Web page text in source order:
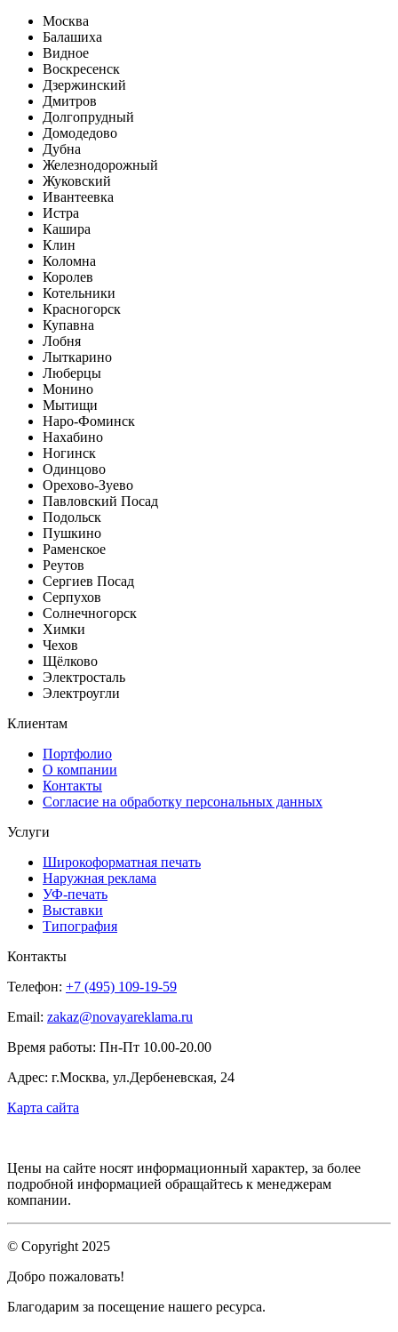
Москва
Балашиха
Видное
Воскресенск
Дзержинский
Дмитров
Долгопрудный
Домодедово
Дубна
Железнодорожный
Жуковский
Ивантеевка
Истра
Кашира
Клин
Коломна
Королев
Котельники
Красногорск
Купавна
Лобня
Лыткарино
Люберцы
Монино
Мытищи
Наро-Фоминск
Нахабино
Ногинск
Одинцово
Орехово-Зуево
Павловский Посад
Подольск
Пушкино
Раменское
Реутов
Сергиев Посад
Серпухов
Солнечногорск
Химки
Чехов
Щёлково
Электросталь
Электроугли
Клиентам
Портфолио
О компании
Контакты
Согласие на обработку персональных данных
Услуги
Широкоформатная печать
Наружная реклама
УФ-печать
Выставки
Типография
Контакты
Телефон: +7 (495) 109-19-59
Email: zakaz@novayareklama.ru
Время работы: Пн-Пт 10.00-20.00
Адрес: г.Москва, ул.Дербеневская, 24
Карта сайта
Цены на сайте носят информационный характер, за более
подробной информацией обращайтесь к менеджерам
компании.
© Copyright 2025
Добро пожаловать!
Благодарим за посещение нашего ресурса.